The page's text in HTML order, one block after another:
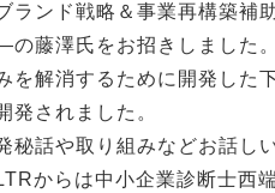
ランド戦略＆事業再構築補
の藤澤氏をお招きしました
を解消するために開発した
発されました。
秘話や取り組みなどお話し
からは中小企業診断士西